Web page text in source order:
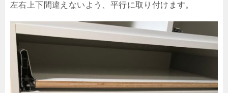
左右上下間違えないよう、平行に取り付けます。